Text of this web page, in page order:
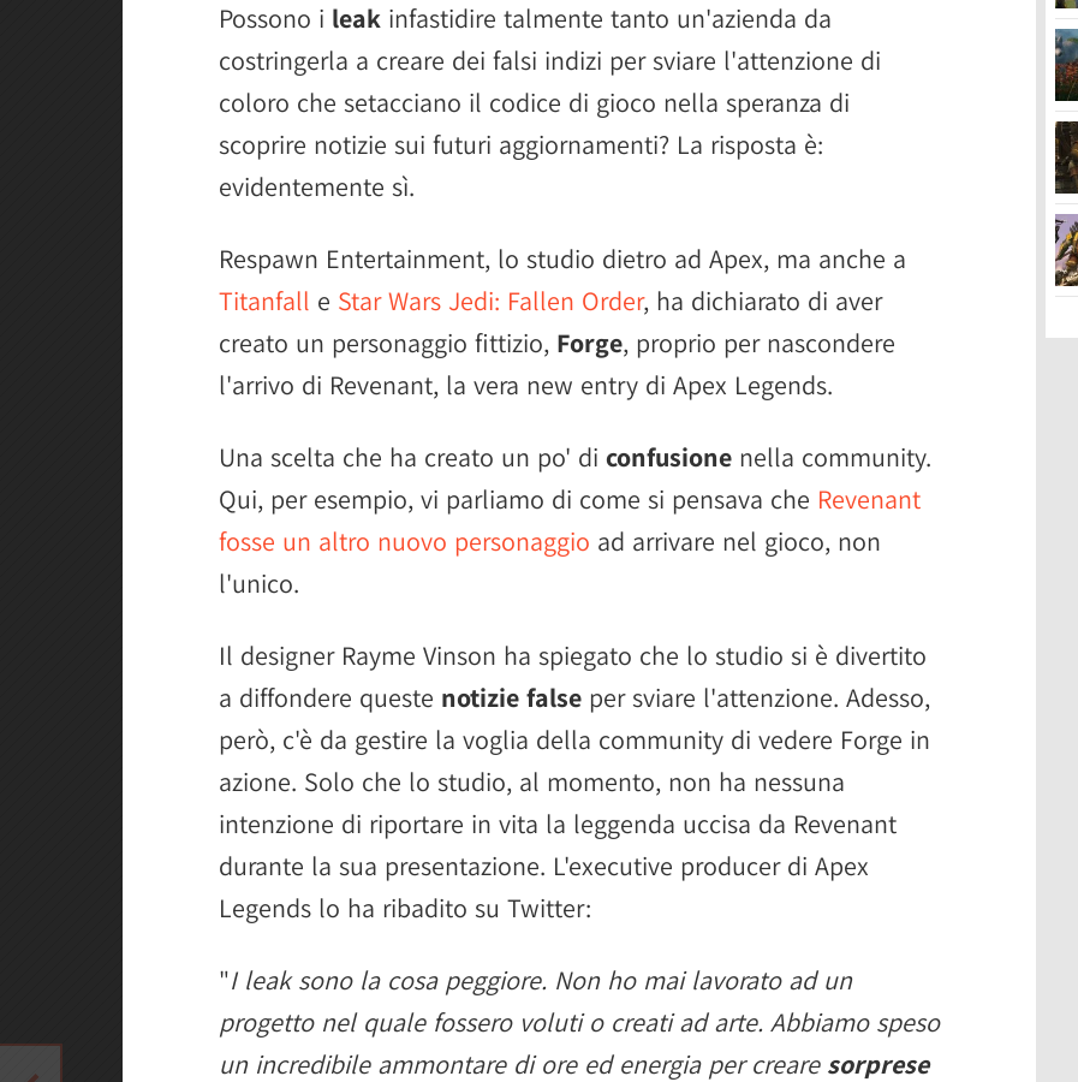
Possono i leak infastidire talmente tanto un'azienda da
costringerla a creare dei falsi indizi per sviare l'attenzione di
coloro che setacciano il codice di gioco nella speranza di
scoprire notizie sui futuri aggiornamenti? La risposta è:
evidentemente sì.
Respawn Entertainment, lo studio dietro ad Apex, ma anche a
Titanfall e Star Wars Jedi: Fallen Order, ha dichiarato di aver
creato un personaggio fittizio, Forge, proprio per nascondere
l'arrivo di Revenant, la vera new entry di Apex Legends.
Una scelta che ha creato un po' di confusione nella community.
Qui, per esempio, vi parliamo di come si pensava che Revenant
fosse un altro nuovo personaggio ad arrivare nel gioco, non
l'unico.
Il designer Rayme Vinson ha spiegato che lo studio si è divertito
a diffondere queste notizie false per sviare l'attenzione. Adesso,
però, c'è da gestire la voglia della community di vedere Forge in
azione. Solo che lo studio, al momento, non ha nessuna
intenzione di riportare in vita la leggenda uccisa da Revenant
durante la sua presentazione. L'executive producer di Apex
Legends lo ha ribadito su Twitter:
"I leak sono la cosa peggiore. Non ho mai lavorato ad un
progetto nel quale fossero voluti o creati ad arte. Abbiamo speso
un incredibile ammontare di ore ed energia per creare sorprese